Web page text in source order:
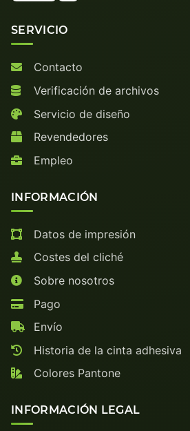
SERVICIO
Contacto
Verificación de archivos
Servicio de diseño
Revendedores
Empleo
INFORMACIÓN
Datos de impresión
Costes del cliché
Sobre nosotros
Pago
Envío
Historia de la cinta adhesiva
Colores Pantone
INFORMACIÓN LEGAL